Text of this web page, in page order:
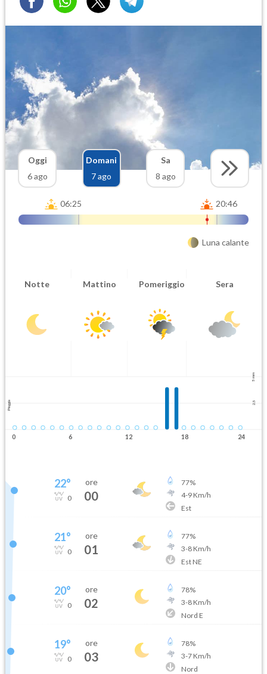
Oggi
6 ago
Domani
7 ago
Sa
8 ago
06:25 20:46
Luna calante
Notte Mattino Pomeriggio Sera
5 mm
2.5
Pioggia
0 6 12 18 24
22°
0
ore
00
77%
4-9Km/h
Est
21°
0
ore
01
77%
3-8Km/h
Est NE
20°
0
ore
02
78%
3-8Km/h
Nord E
19°
0
ore
03
78%
3-7Km/h
Nord